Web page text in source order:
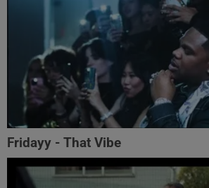
Fridayy - That Vibe